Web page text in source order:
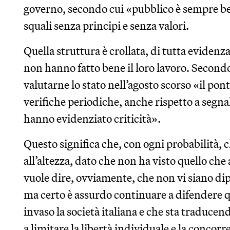
governo, secondo cui «pubblico è sempre
squali senza principi e senza valori.
Quella struttura è crollata, di tutta
non hanno fatto bene il loro lavoro.
valutarne lo stato nell’agosto scorso «il
verifiche periodiche, anche rispetto a
hanno evidenziato criticità».
Questo significa che, con ogni probabilità,
all’altezza, dato che non ha visto quello
vuole dire, ovviamente, che non vi siano
ma certo è assurdo continuare a difendere
invaso la società italiana e che sta